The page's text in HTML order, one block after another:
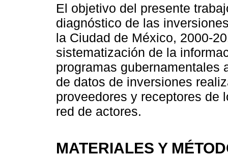
El objetivo del presente
diagnóstico de las
la Ciudad de México, 2000-
sistematización de la
programas gubernamentales
de datos de inversiones
proveedores y receptores de
red de actores.
MATERIALES Y